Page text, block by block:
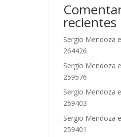
recientes
Sergio Mendoza
264426
Sergio Mendoza
259576
Sergio Mendoza
259403
Sergio Mendoza
259401